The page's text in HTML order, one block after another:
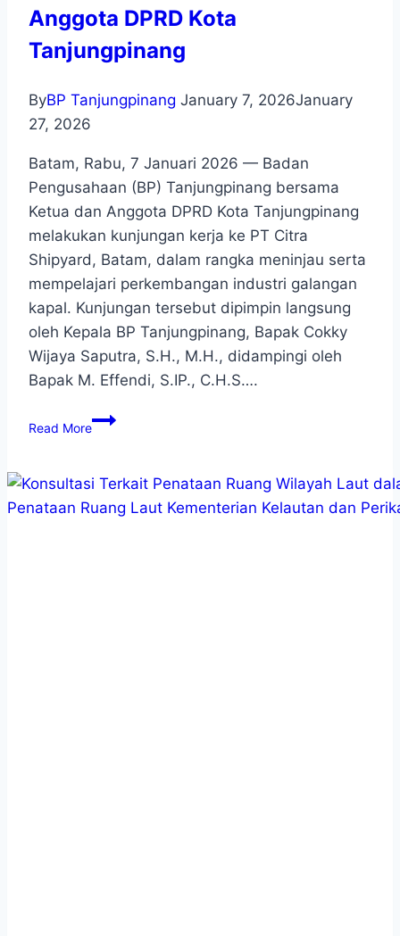
Anggota DPRD Kota
Tanjungpinang
ByBP Tanjungpinang January 7, 2026January
27, 2026
Batam, Rabu, 7 Januari 2026 — Badan
Pengusahaan (BP) Tanjungpinang bersama
Ketua dan Anggota DPRD Kota Tanjungpinang
melakukan kunjungan kerja ke PT Citra
Shipyard, Batam, dalam rangka meninjau serta
mempelajari perkembangan industri galangan
kapal. Kunjungan tersebut dipimpin langsung
oleh Kepala BP Tanjungpinang, Bapak Cokky
Wijaya Saputra, S.H., M.H., didampingi oleh
Bapak M. Effendi, S.IP., C.H.S….
Read More